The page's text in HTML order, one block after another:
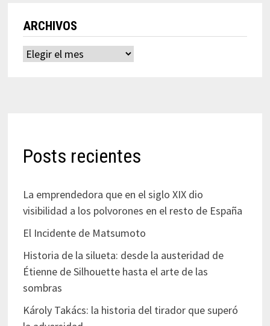
ARCHIVOS
Archivos
Posts recientes
La emprendedora que en el siglo XIX dio
visibilidad a los polvorones en el resto de España
El Incidente de Matsumoto
Historia de la silueta: desde la austeridad de
Étienne de Silhouette hasta el arte de las
sombras
Károly Takács: la historia del tirador que superó